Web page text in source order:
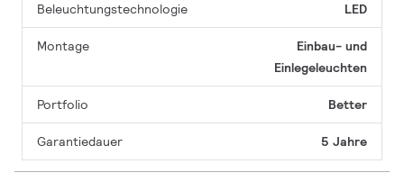
Beleuchtungstechnologie LED
Montage
Einbau- und
Einlegeleuchten
Portfolio Better
Garantiedauer 5 Jahre